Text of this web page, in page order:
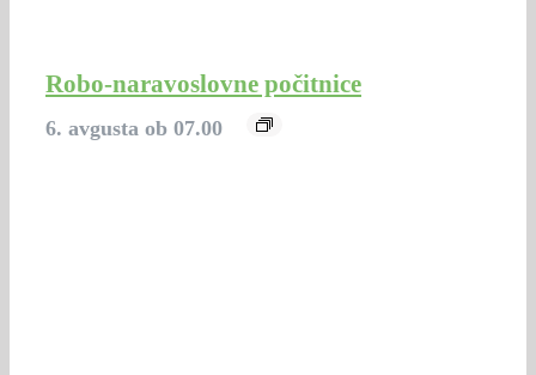
Robo-naravoslovne počitnice
6. avgusta ob 07.00